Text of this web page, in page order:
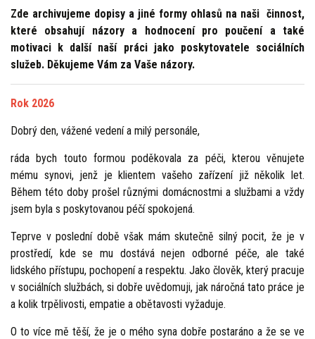
Zde archivujeme dopisy a jiné formy ohlasů na naši činnost,
které obsahují názory a hodnocení pro poučení a také
motivaci k další naší práci jako poskytovatele sociálních
služeb. Děkujeme Vám za Vaše názory.
Rok 2026
Dobrý den, vážené vedení a milý personále,
ráda bych touto formou poděkovala za péči, kterou věnujete
mému synovi, jenž je klientem vašeho zařízení již několik let.
Během této doby prošel různými domácnostmi a službami a vždy
jsem byla s poskytovanou péčí spokojená.
Teprve v poslední době však mám skutečně silný pocit, že je v
prostředí, kde se mu dostává nejen odborné péče, ale také
lidského přístupu, pochopení a respektu. Jako člověk, který pracuje
v sociálních službách, si dobře uvědomuji, jak náročná tato práce je
a kolik trpělivosti, empatie a obětavosti vyžaduje.
O to více mě těší, že je o mého syna dobře postaráno a že se ve